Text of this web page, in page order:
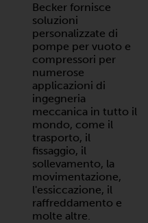
Becker fornisce
soluzioni
personalizzate di
pompe per vuoto e
compressori per
numerose
applicazioni di
ingegneria
meccanica in tutto il
mondo, come il
trasporto, il
fissaggio, il
sollevamento, la
movimentazione,
l'essiccazione, il
raffreddamento e
molte altre.